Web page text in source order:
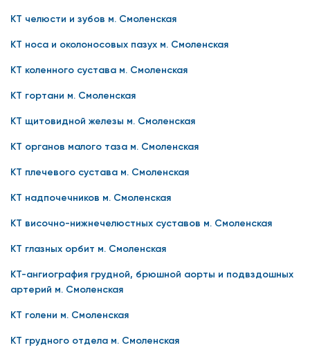
КТ челюсти и зубов м. Смоленская
КТ носа и околоносовых пазух м. Смоленская
КТ коленного сустава м. Смоленская
КТ гортани м. Смоленская
КТ щитовидной железы м. Смоленская
КТ органов малого таза м. Смоленская
КТ плечевого сустава м. Смоленская
КТ надпочечников м. Смоленская
КТ височно-нижнечелюстных суставов м. Смоленская
КТ глазных орбит м. Смоленская
КТ-ангиография грудной, брюшной аорты и подвздошных
артерий м. Смоленская
КТ голени м. Смоленская
КТ грудного отдела м. Смоленская